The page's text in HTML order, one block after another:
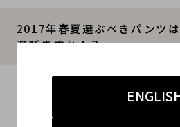
2017年春夏選ぶべきパンツ
選びますか！？
#メンズ